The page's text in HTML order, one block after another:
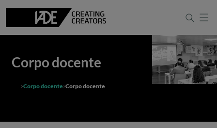
Corpo docente
Corpo docente Corpo docente